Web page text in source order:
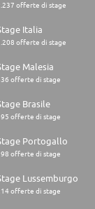
offerte di stage
Italia
offerte di stage
Malesia
offerte di stage
Brasile
offerte di stage
Portogallo
offerte di stage
Lussemburgo
offerte di stage